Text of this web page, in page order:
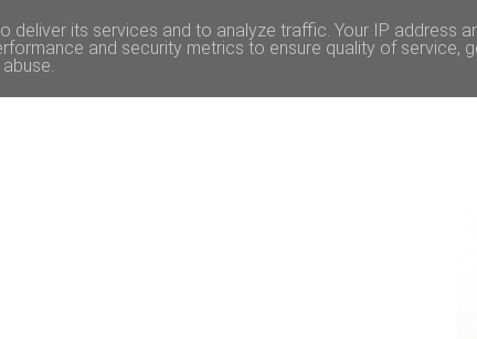
deliver its services and to analyze traffic. Your IP address
and security metrics to ensure quality of service,